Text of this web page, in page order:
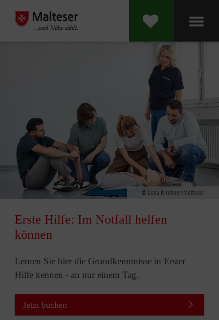
Lena Kirchner/Malteser
Erste Hilfe: Im Notfall helfen
können
Lernen Sie hier die Grundkenntnisse in Erster
Hilfe kennen - an nur einem Tag.
Jetzt buchen